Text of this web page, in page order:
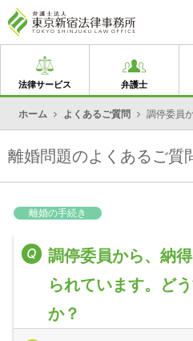
法律サービス 弁護士
ホーム よくあるご質問 調停委員
離婚問題のよくあるご質
離婚の手続き
調停委員から、納
られています。ど
か？